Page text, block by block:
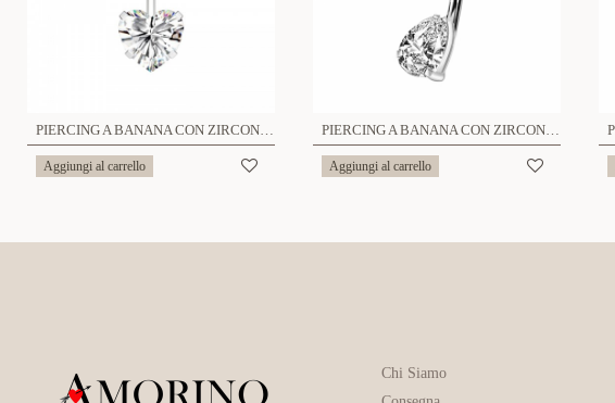
PIERCING A BANANA CON ZIRCONIA CUORE - JQ720B126/JQ800B126
Aggiungi al carrello
PIERCING A BANANA CON ZIRCONIA GOCCIA - JQ1000B085
Aggiungi al carrello
Chi Siamo